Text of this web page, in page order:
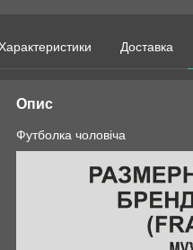
Доставка
Опис
Футболка чоловіча